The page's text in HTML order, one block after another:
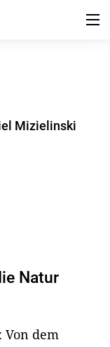
Mizielinski
Natur
Von dem